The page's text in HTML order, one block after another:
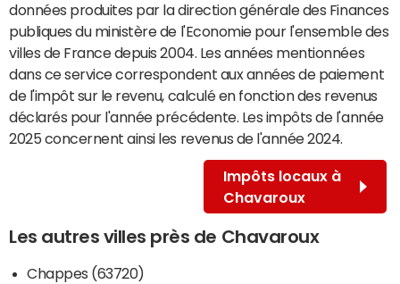
données produites par la direction générale des Finances
publiques du ministère de l'Economie pour l'ensemble des
villes de France depuis 2004. Les années mentionnées
dans ce service correspondent aux années de paiement
de l'impôt sur le revenu, calculé en fonction des revenus
déclarés pour l'année précédente. Les impôts de l'année
2025 concernent ainsi les revenus de l'année 2024.
Impôts locaux à
Chavaroux
Les autres villes près de Chavaroux
Chappes (63720)